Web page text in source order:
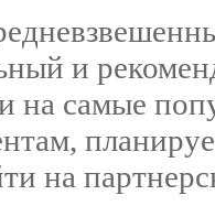
и
на самые
на